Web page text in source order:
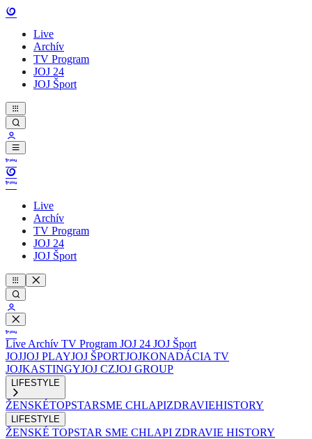
Live
Archív
TV Program
JOJ 24
JOJ Šport
Live
Archív
TV Program
JOJ 24
JOJ Šport
Live Archív TV Program JOJ 24 JOJ Šport
JOJJOJ PLAYJOJ ŠPORTJOJKONADÁCIA TV
JOJKASTINGYJOJ CZJOJ GROUP
LIFESTYLE
ŽENSKÉTOPSTARSME CHLAPIZDRAVIEHISTORY
LIFESTYLE
ŽENSKÉ TOPSTAR SME CHLAPI ZDRAVIE HISTORY